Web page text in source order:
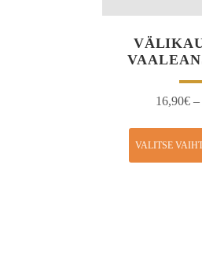
16,90€ –
VALITSE